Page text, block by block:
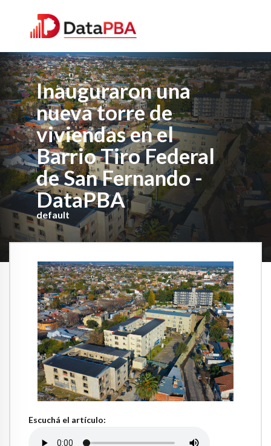
Inauguraron una
nueva torre de
viviendas en el
Barrio Tiro Federal
de San Fernando -
DataPBA
default
Escuchá el artículo: